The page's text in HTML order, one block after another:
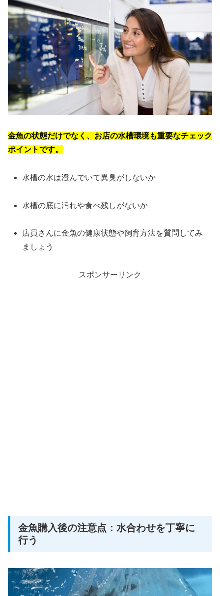
金魚の状態だけでなく、お店の水槽環境も重要なチェック
ポイントです。
水槽の水は澄んでいて異臭がしないか
水槽の底に汚れや食べ残しがないか
店員さんに金魚の健康状態や飼育方法を質問してみ
ましょう
スポンサーリンク
金魚購入後の注意点：水合わせを丁寧に
行う